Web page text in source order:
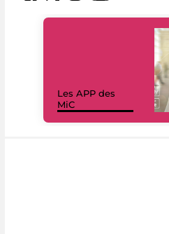
Les APP des
MiC